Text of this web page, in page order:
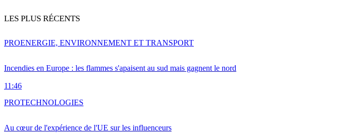
LES PLUS RÉCENTS
Incendies en Europe : les flammes s'apaisent au sud mais gagnent le nord
11:46
PROENERGIE, ENVIRONNEMENT ET TRANSPORT
Au cœur de l'expérience de l'UE sur les influenceurs
PROTECHNOLOGIES